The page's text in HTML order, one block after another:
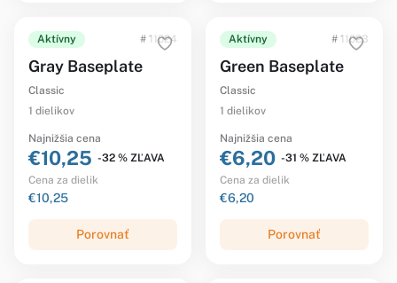
Aktívny # 11024
Gray Baseplate
Classic
1 dielikov
Najnižšia cena
€10,25 -32 % ZĽAVA
Cena za dielik
€10,25
Porovnať
Aktívny # 11023
Green Baseplate
Classic
1 dielikov
Najnižšia cena
€6,20 -31 % ZĽAVA
Cena za dielik
€6,20
Porovnať